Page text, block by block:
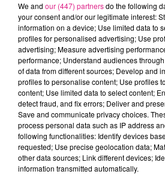
Ajouter à votre calendrier
Date
du11
au 11
Lieu
Arènes de
57000 Metz
We and our (447) partnersdo the following
your consent and/or our legitimate interest:
information on a device; Use limited data to
profiles for personalised advertising; Use
advertising; Measure advertising
performance; Understand audiences
of data from different sources; Develop and
profiles to personalise content; Use profiles
content; Use limited data to select content;
detect fraud, and fix errors; Deliver and
Save and communicate privacy choices.
process personal data such as IP address
following functionalities: Identify devices
requested; Use precise geolocation data;
other data sources; Link different devices;
information transmitted automatically.